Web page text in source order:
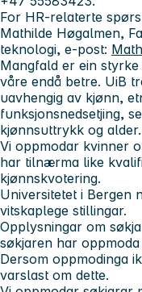
For HR-relaterte
Mathilde Høgalmen,
teknologi, e-post:
Mangfald er ein
våre endå betre. UiB
uavhengig av kjønn,
funksjonsnedsetjing,
kjønnsuttrykk og alder.
Vi oppmodar kvinner
har tilnærma like
kjønnskvotering.
Universitetet i Bergen
vitskaplege stillingar.
Opplysningar om
søkjaren har
Dersom oppmodinga
varslast om dette.